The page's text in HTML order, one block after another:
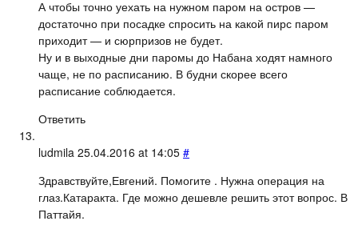
А чтобы точно уехать на нужном паром на остров —
достаточно при посадке спросить на какой пирс паром
приходит — и сюрпризов не будет.
Ну и в выходные дни паромы до Набана ходят намного
чаще, не по расписанию. В будни скорее всего
расписание соблюдается.
Ответить
ludmila 25.04.2016 at 14:05 #
Здравствуйте,Евгений. Помогите . Нужна операция на
глаз.Катаракта. Где можно дешевле решить этот вопрос. В
Паттайя.